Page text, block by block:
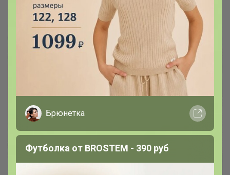
Брюнетка
Футболка от BROSTEM - 390 руб